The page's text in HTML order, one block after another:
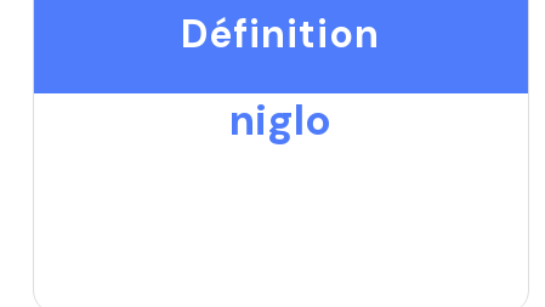
Définition
niglo